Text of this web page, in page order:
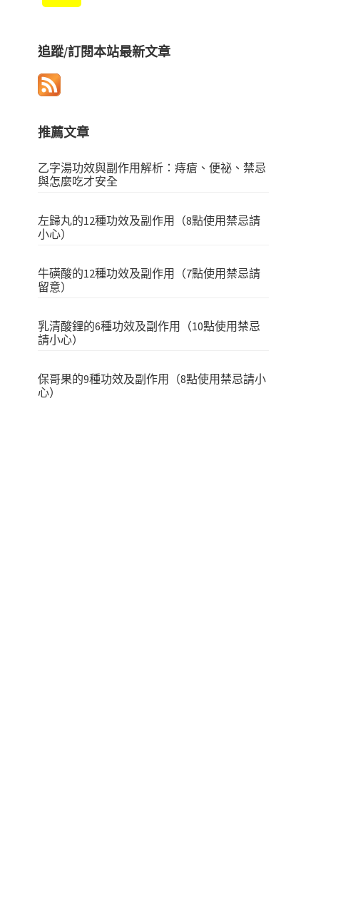
追蹤/訂閱本站最新文章
推薦文章
乙字湯功效與副作用解析：痔瘡、便祕、禁忌
與怎麼吃才安全
左歸丸的12種功效及副作用（8點使用禁忌請
小心）
牛磺酸的12種功效及副作用（7點使用禁忌請
留意）
乳清酸鋰的6種功效及副作用（10點使用禁忌
請小心）
保哥果的9種功效及副作用（8點使用禁忌請小
心）